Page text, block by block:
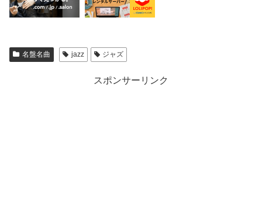
名盤名曲 jazz ジャズ
スポンサーリンク